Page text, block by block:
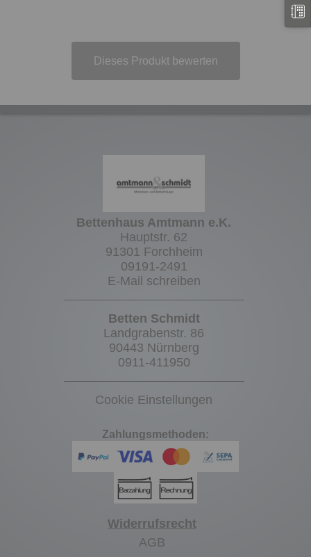
Dieses Produkt bewerten
Bettenhaus Amtmann e.K.
Hauptstr. 62
91301 Forchheim
09191-2491
E-Mail schreiben
Betten Schmidt
Landgrabenstr. 86
90443 Nürnberg
0911-411950
Cookie Einstellungen
Zahlungsmethoden:
Widerrufsrecht
AGB